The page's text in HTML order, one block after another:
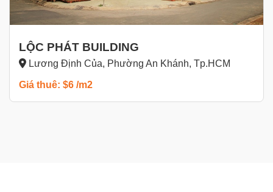
LỘC PHÁT BUILDING
Lương Định Của, Phường An Khánh, Tp.HCM
Giá thuê: $6 /m2